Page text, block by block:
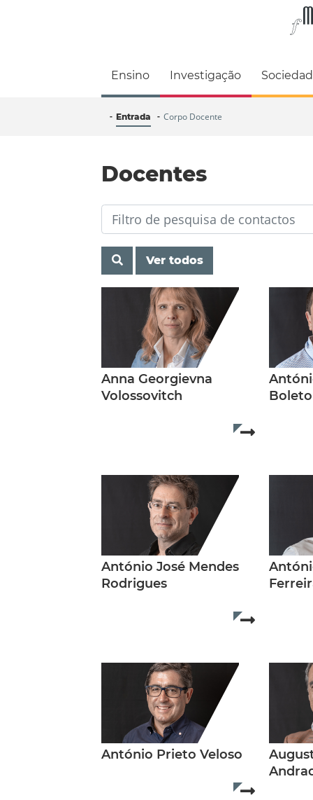
Faculdade de
Ensino Investigação
Entrada Corpo Docente
Docentes
Ver todos
Anna Georgievna
Volossovitch
Read
António José Mendes
Rodrigues
Read
António Prieto Veloso
Read